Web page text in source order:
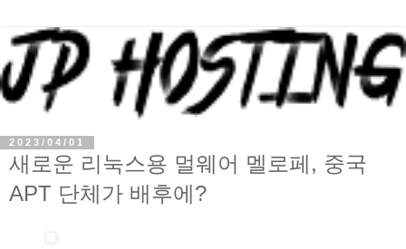
2023/04/01
새로운 리눅스용 멀웨어 멜로페, 중국
APT 단체가 배후에?